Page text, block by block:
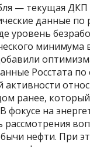
— текущая ДКП
данные по
уровень
минимума
Росстата по
активности
ранее,
фокусе на
рассмотрения
нефти. При